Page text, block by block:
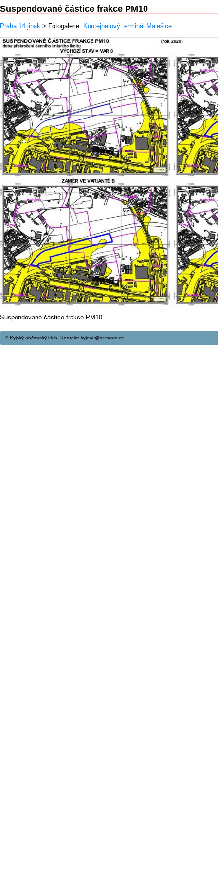
Suspendované částice frakce PM10
Praha 14 jinak > Fotogalerie: Kontejnerový terminál Malešice
Suspendované částice frakce PM10
© Kyjský občanský klub, Kontakt: kyjeok@seznam.cz